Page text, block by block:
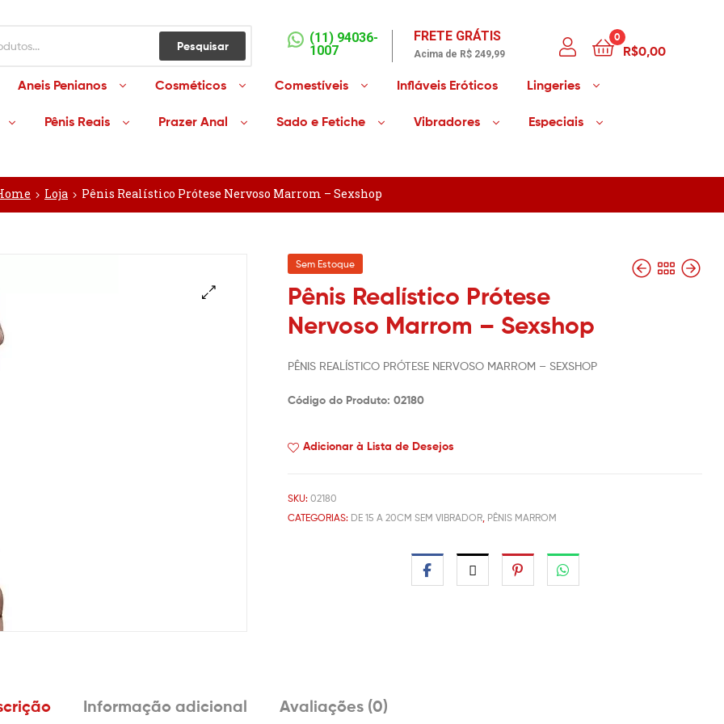
Pesquisar
(11) 94036-
1007
FRETE GRÁTIS
Acima de R$ 249,99
0
R$0,00
Aneis Penianos Cosméticos Comestíveis Infláveis Eróticos Lingeries
Pênis Reais Prazer Anal Sado e Fetiche Vibradores Especiais
Loja Pênis Realístico Prótese Nervoso Marrom – Sexshop
Sem Estoque
Pênis Realístico Prótese
Nervoso Marrom – Sexshop
PÊNIS REALÍSTICO PRÓTESE NERVOSO MARROM – SEXSHOP
Código do Produto: 02180
Adicionar à Lista de Desejos
SKU:02180
CATEGORIAS: DE 15 A 20CM SEM VIBRADOR, PÊNIS MARROM
Informação adicional Avaliações (0)